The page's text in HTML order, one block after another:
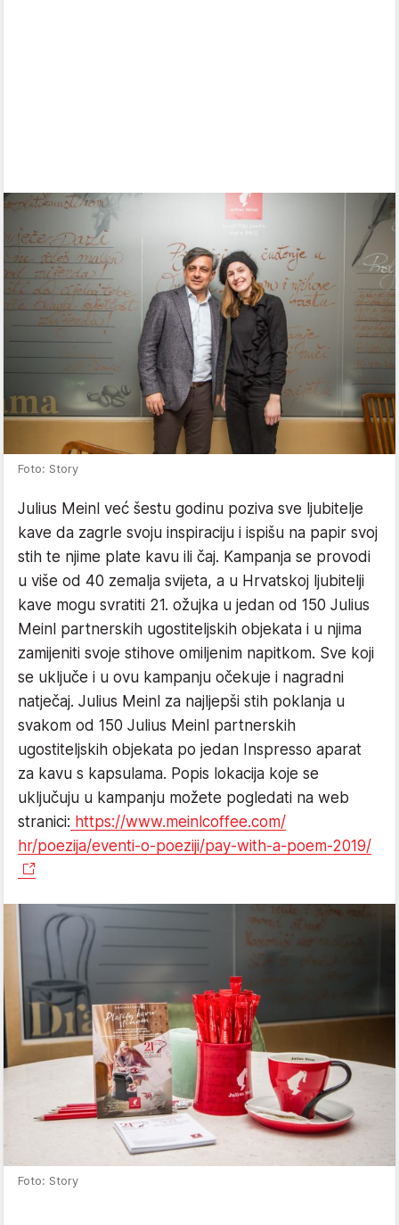
Foto: Story
Julius Meinl već šestu godinu poziva sve ljubitelje
kave da zagrle svoju inspiraciju i ispišu na papir svoj
stih te njime plate kavu ili čaj. Kampanja se provodi
u više od 40 zemalja svijeta, a u Hrvatskoj ljubitelji
kave mogu svratiti 21. ožujka u jedan od 150 Julius
Meinl partnerskih ugostiteljskih objekata i u njima
zamijeniti svoje stihove omiljenim napitkom. Sve koji
se uključe i u ovu kampanju očekuje i nagradni
natječaj. Julius Meinl za najljepši stih poklanja u
svakom od 150 Julius Meinl partnerskih
ugostiteljskih objekata po jedan Inspresso aparat
za kavu s kapsulama. Popis lokacija koje se
uključuju u kampanju možete pogledati na web
stranici: https://www.meinlcoffee.com/
hr/poezija/eventi-o-poeziji/pay-with-a-poem-2019/
Foto: Story